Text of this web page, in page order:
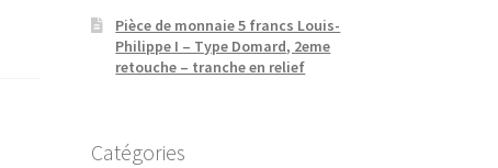
Pièce de monnaie 5 francs Louis-
Philippe I – Type Domard, 2eme
retouche – tranche en relief
Catégories